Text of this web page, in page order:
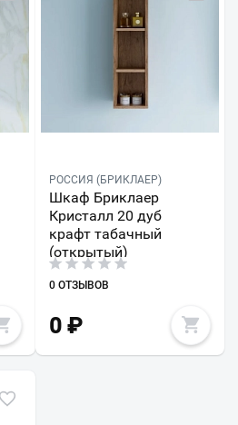
РОССИЯ (БРИКЛАЕР)
Шкаф Бриклаер
Кристалл 20 дуб
крафт табачный
(открытый)
0 ОТЗЫВОВ
0₽